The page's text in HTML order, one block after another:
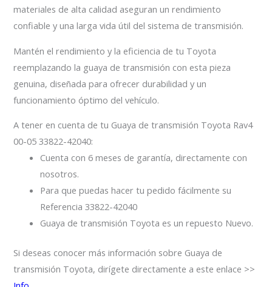
materiales de alta calidad aseguran un rendimiento
confiable y una larga vida útil del sistema de transmisión.
Mantén el rendimiento y la eficiencia de tu Toyota
reemplazando la guaya de transmisión con esta pieza
genuina, diseñada para ofrecer durabilidad y un
funcionamiento óptimo del vehículo.
A tener en cuenta de tu Guaya de transmisión Toyota Rav4
00-05 33822-42040:
Cuenta con 6 meses de garantía, directamente con
nosotros.
Para que puedas hacer tu pedido fácilmente su
Referencia 33822-42040
Guaya de transmisión Toyota es un repuesto Nuevo.
Si deseas conocer más información sobre Guaya de
transmisión Toyota, dirígete directamente a este enlace >>